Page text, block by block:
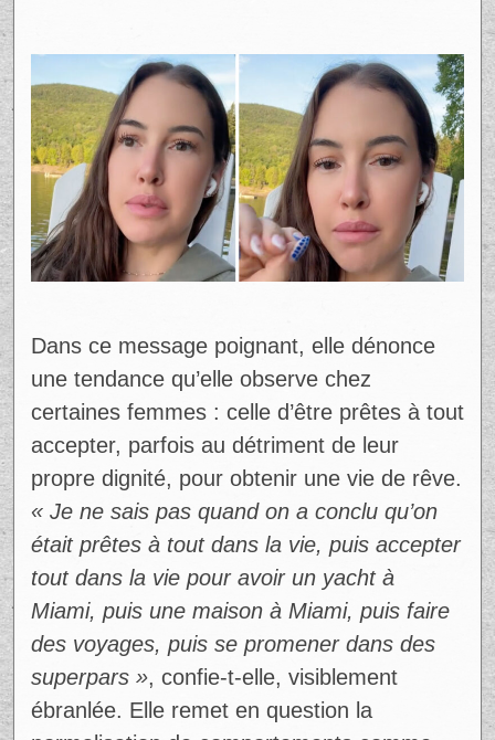
Dans ce message poignant, elle dénonce
une tendance qu’elle observe chez
certaines femmes : celle d’être prêtes à tout
accepter, parfois au détriment de leur
propre dignité, pour obtenir une vie de rêve.
« Je ne sais pas quand on a conclu qu’on
était prêtes à tout dans la vie, puis accepter
tout dans la vie pour avoir un yacht à
Miami, puis une maison à Miami, puis faire
des voyages, puis se promener dans des
superpars », confie-t-elle, visiblement
ébranlée. Elle remet en question la